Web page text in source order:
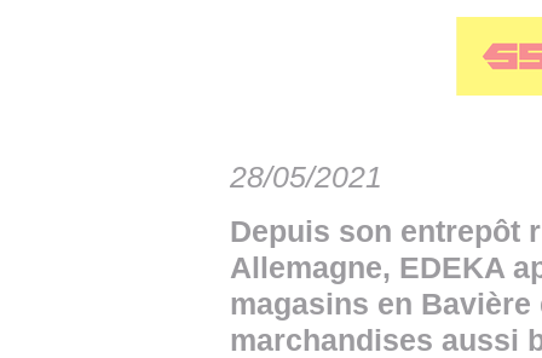
•
28/05/2021
Depuis son entrepôt
Allemagne, EDEKA
magasins en
marchandises aussi